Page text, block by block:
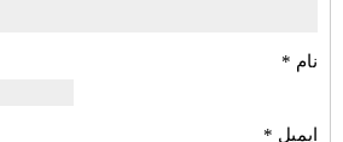
نام *
ایمیل *